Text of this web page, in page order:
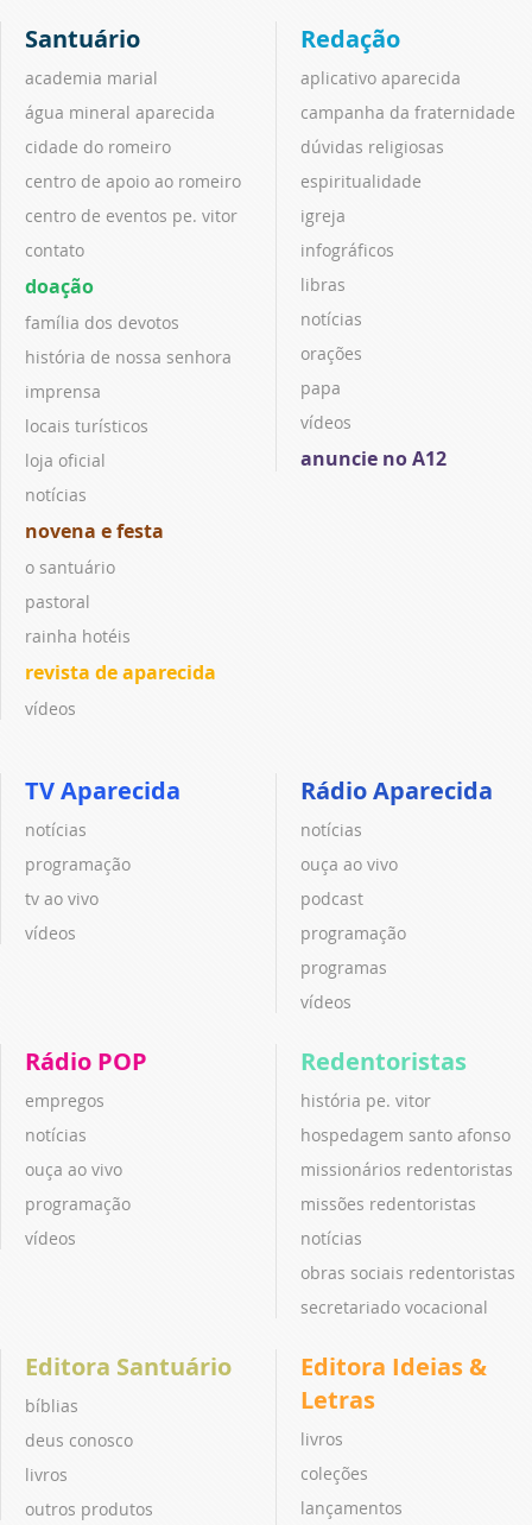
Santuário
academia marial
água mineral aparecida
cidade do romeiro
centro de apoio ao romeiro
centro de eventos pe. vitor
contato
doação
família dos devotos
história de nossa senhora
imprensa
locais turísticos
loja oficial
notícias
novena e festa
o santuário
pastoral
rainha hotéis
revista de aparecida
vídeos
Redação
aplicativo aparecida
campanha da fraternidade
dúvidas religiosas
espiritualidade
igreja
infográficos
libras
notícias
orações
papa
vídeos
anuncie no A12
TV Aparecida
notícias
programação
tv ao vivo
vídeos
Rádio Aparecida
notícias
ouça ao vivo
podcast
programação
programas
vídeos
Rádio POP
empregos
notícias
ouça ao vivo
programação
vídeos
Redentoristas
história pe. vitor
hospedagem santo afonso
missionários redentoristas
missões redentoristas
notícias
obras sociais redentoristas
secretariado vocacional
Editora Santuário
bíblias
deus conosco
livros
outros produtos
Editora Ideias &
Letras
livros
coleções
lançamentos